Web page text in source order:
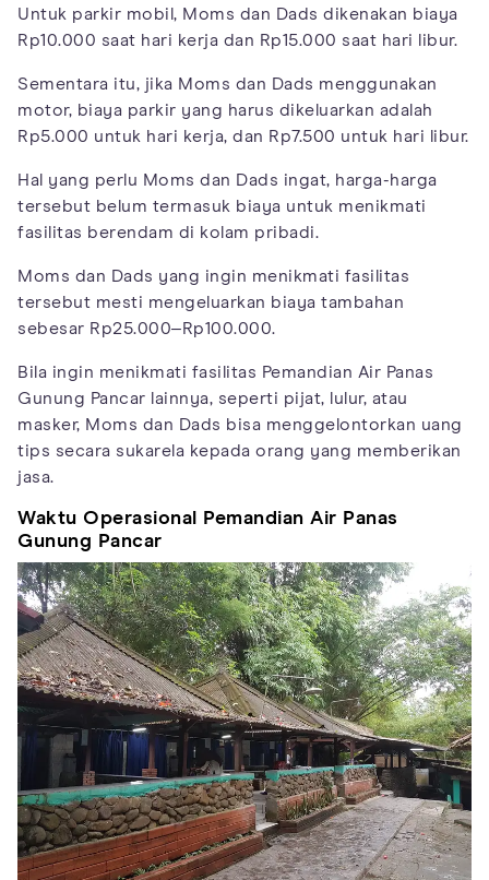
Untuk parkir mobil, Moms dan Dads dikenakan biaya
Rp10.000 saat hari kerja dan Rp15.000 saat hari libur.
Sementara itu, jika Moms dan Dads menggunakan
motor, biaya parkir yang harus dikeluarkan adalah
Rp5.000 untuk hari kerja, dan Rp7.500 untuk hari libur.
Hal yang perlu Moms dan Dads ingat, harga-harga
tersebut belum termasuk biaya untuk menikmati
fasilitas berendam di kolam pribadi.
Moms dan Dads yang ingin menikmati fasilitas
tersebut mesti mengeluarkan biaya tambahan
sebesar Rp25.000‒Rp100.000.
Bila ingin menikmati fasilitas Pemandian Air Panas
Gunung Pancar lainnya, seperti pijat, lulur, atau
masker, Moms dan Dads bisa menggelontorkan uang
tips secara sukarela kepada orang yang memberikan
jasa.
Waktu Operasional Pemandian Air Panas
Gunung Pancar